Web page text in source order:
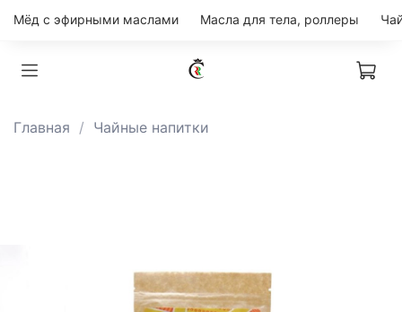
Мёд с эфирными маслами Масла для тела, роллеры
Главная Чайные напитки